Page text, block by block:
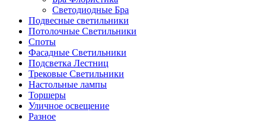
Светодиодные Бра
Подвесные светильники
Потолочные Светильники
Споты
Фасадные Светильники
Подсветка Лестниц
Трековые Светильники
Настольные лампы
Торшеры
Уличное освещение
Разное